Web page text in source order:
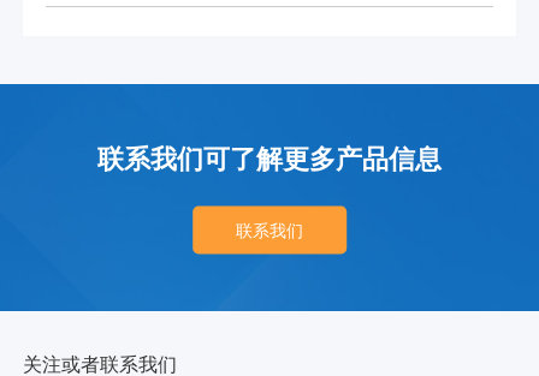
联系我们可了解更多产品信息
联系我们
关注或者联系我们